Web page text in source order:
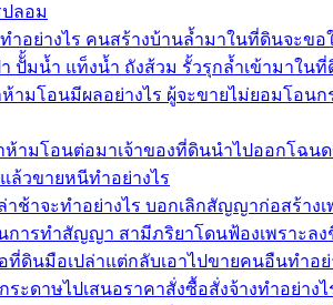
ลอม
อย่างไร คนสร้างบ้านล้ำมาในที่ดินจะข
ปัั้มน้ำ แท็งน้ำ ถังส้วม รั้วรุกล้ำเข้ามาในที่
มโอนมีผลอย่างไร ผู้จะขายไม่ยอมโอน
ห้ามโอนต่อมาเจ้าของที่ดินนำไปออกโฉ
ล้วขายหนีทำอย่างไร
ช้าจะทำอย่างไร บอกเลิกสัญญาก่อสร้าง
การทำสัญญา สามีภริยาโดนฟ้องเพราะ
ดินมือเปล่าแต่กลับเอาไปขายคนอืนทำอย่
ดาษไปเสนอราคาสั่งซื้อสั่งจ้างทำอย่างไ